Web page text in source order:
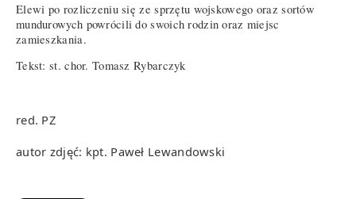
Elewi po rozliczeniu się ze sprzętu wojskowego oraz sortów
mundurowych powrócili do swoich rodzin oraz miejsc
zamieszkania.
Tekst: st. chor. Tomasz Rybarczyk
red. PZ
autor zdjęć: kpt. Paweł Lewandowski